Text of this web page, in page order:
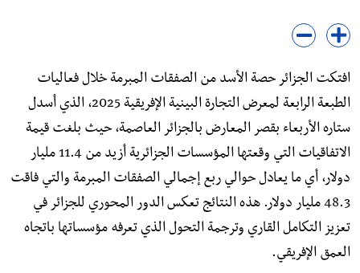
افتكت الجزائر حصة الأسد من الصفقات المبرمة خلال فعاليات
الطبعة الرابعة لمعرض التجارة البينية الإفريقية 2025، الذي أسدل
ستاره الأربعاء بقصر المعارض بالجزائر العاصمة، حيث بلغت قيمة
الاتفاقيات التي وقعتها المؤسسات الجزائرية أزيد من 11.4 مليار
دولار، أي ما يعادل حوالي ربع إجمالي الصفقات المبرمة والتي فاقت
48.3 مليار دولار. هذه النتائج تعكس الدور المحوري للجزائر في
تعزيز التكامل القاري وترجمة التحول الذي تعرفه مؤسساتها باتجاه
العمق الإفريقي.